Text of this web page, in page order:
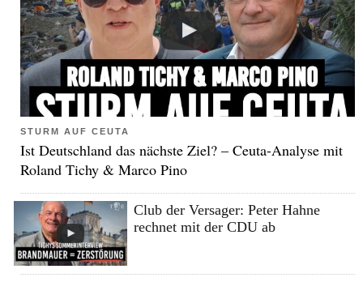
STURM AUF CEUTA
Ist Deutschland das nächste Ziel? – Ceuta-Analyse mit
Roland Tichy & Marco Pino
Club der Versager: Peter Hahne
rechnet mit der CDU ab